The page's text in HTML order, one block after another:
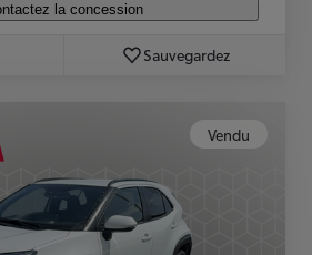
la concession
Sauvegardez
Vendu